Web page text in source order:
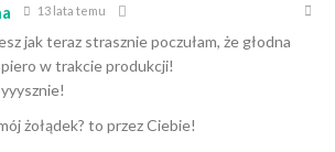
13 lata temu
jak teraz strasznie poczułam, że głodna
w trakcie produkcji!
żołądek? to przez Ciebie!